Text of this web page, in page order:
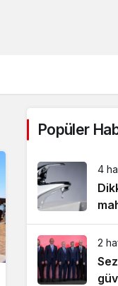
Popüler
4
2